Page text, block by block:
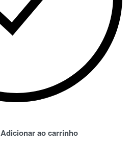
Adicionar ao carrinho